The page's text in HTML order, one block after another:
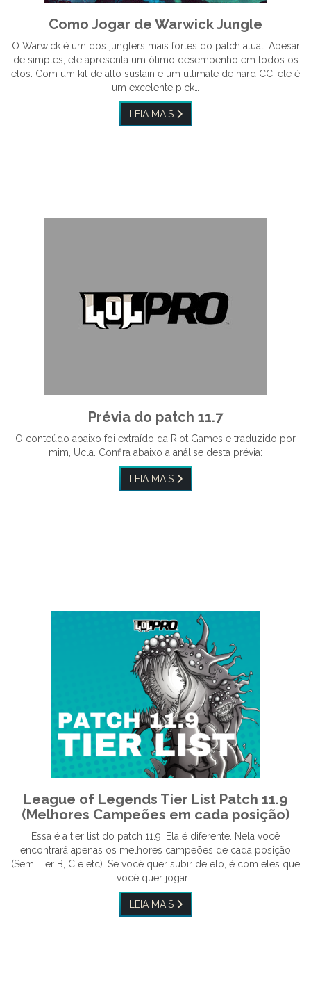
Como Jogar de Warwick Jungle
O Warwick é um dos junglers mais fortes do patch atual. Apesar
de simples, ele apresenta um ótimo desempenho em todos os
elos. Com um kit de alto sustain e um ultimate de hard CC, ele é
um excelente pick…
LEIA MAIS
Prévia do patch 11.7
O conteúdo abaixo foi extraído da Riot Games e traduzido por
mim, Ucla. Confira abaixo a análise desta prévia:
LEIA MAIS
League of Legends Tier List Patch 11.9
(Melhores Campeões em cada posição)
Essa é a tier list do patch 11.9! Ela é diferente. Nela você
encontrará apenas os melhores campeões de cada posição
(Sem Tier B, C e etc). Se você quer subir de elo, é com eles que
você quer jogar.…
LEIA MAIS